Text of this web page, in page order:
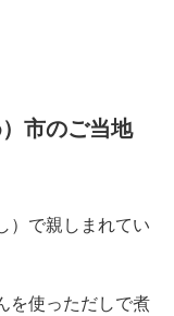
市のご当地
）で親しまれてい
を使っただしで煮